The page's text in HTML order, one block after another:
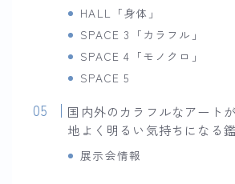
HALL「身体」
SPACE 3「カラフル」
SPACE 4「モノクロ」
SPACE 5
国内外のカラフルなアート
地よく明るい気持ちになる
展示会情報